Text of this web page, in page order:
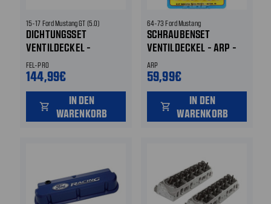
15-17 Ford Mustang GT (5.0)
DICHTUNGSSET
VENTILDECKEL -
PERMADRYPLUS
FEL-PRO
144,99€
shopping_cart
IN DEN
WARENKORB
64-73 Ford Mustang
SCHRAUBENSET
VENTILDECKEL - ARP -
EDELSTAHL - SECHSKANT
- 0,515 "
ARP
59,99€
shopping_cart
IN DEN
WARENKORB